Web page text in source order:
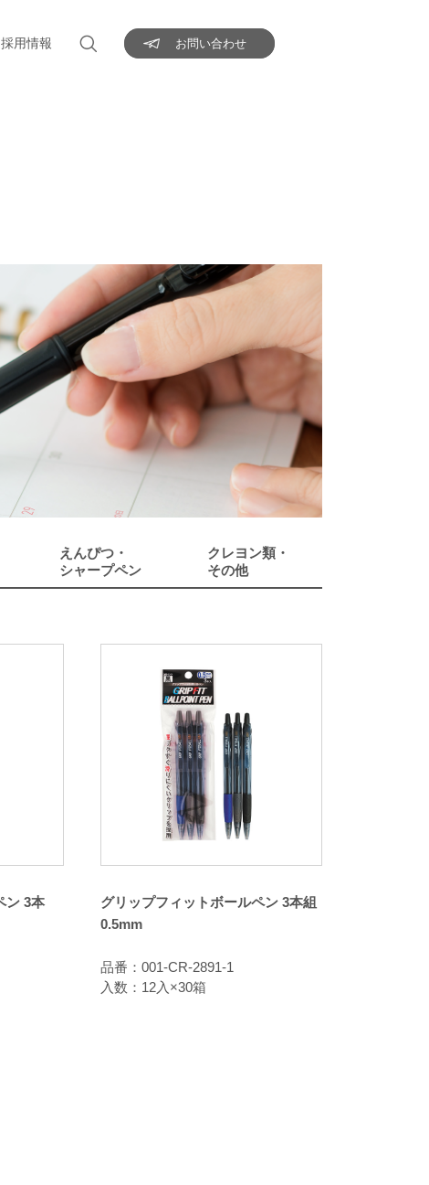
採用情報 お問い合わせ
えんぴつ・
シャープペン
クレヨン類・
その他
ン 3本
グリップフィットボールペン 3本組
0.5mm
品番：001-CR-2891-1
入数：12入×30箱